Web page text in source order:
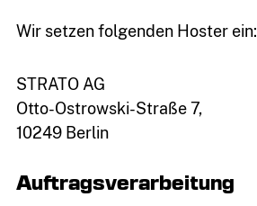
Wir setzen folgenden Hoster ein:
STRATO AG
Otto-Ostrowski-Straße 7,
10249 Berlin
Auftragsverarbeitung